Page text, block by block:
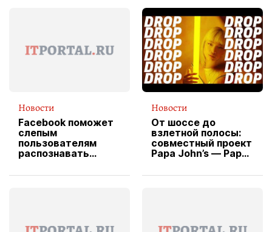
Новости
Facebook поможет
слепым
пользователям
распознавать
Новости
От шоссе до
взлетной полосы:
совместный проект
Papa John’s — Papa
вводит